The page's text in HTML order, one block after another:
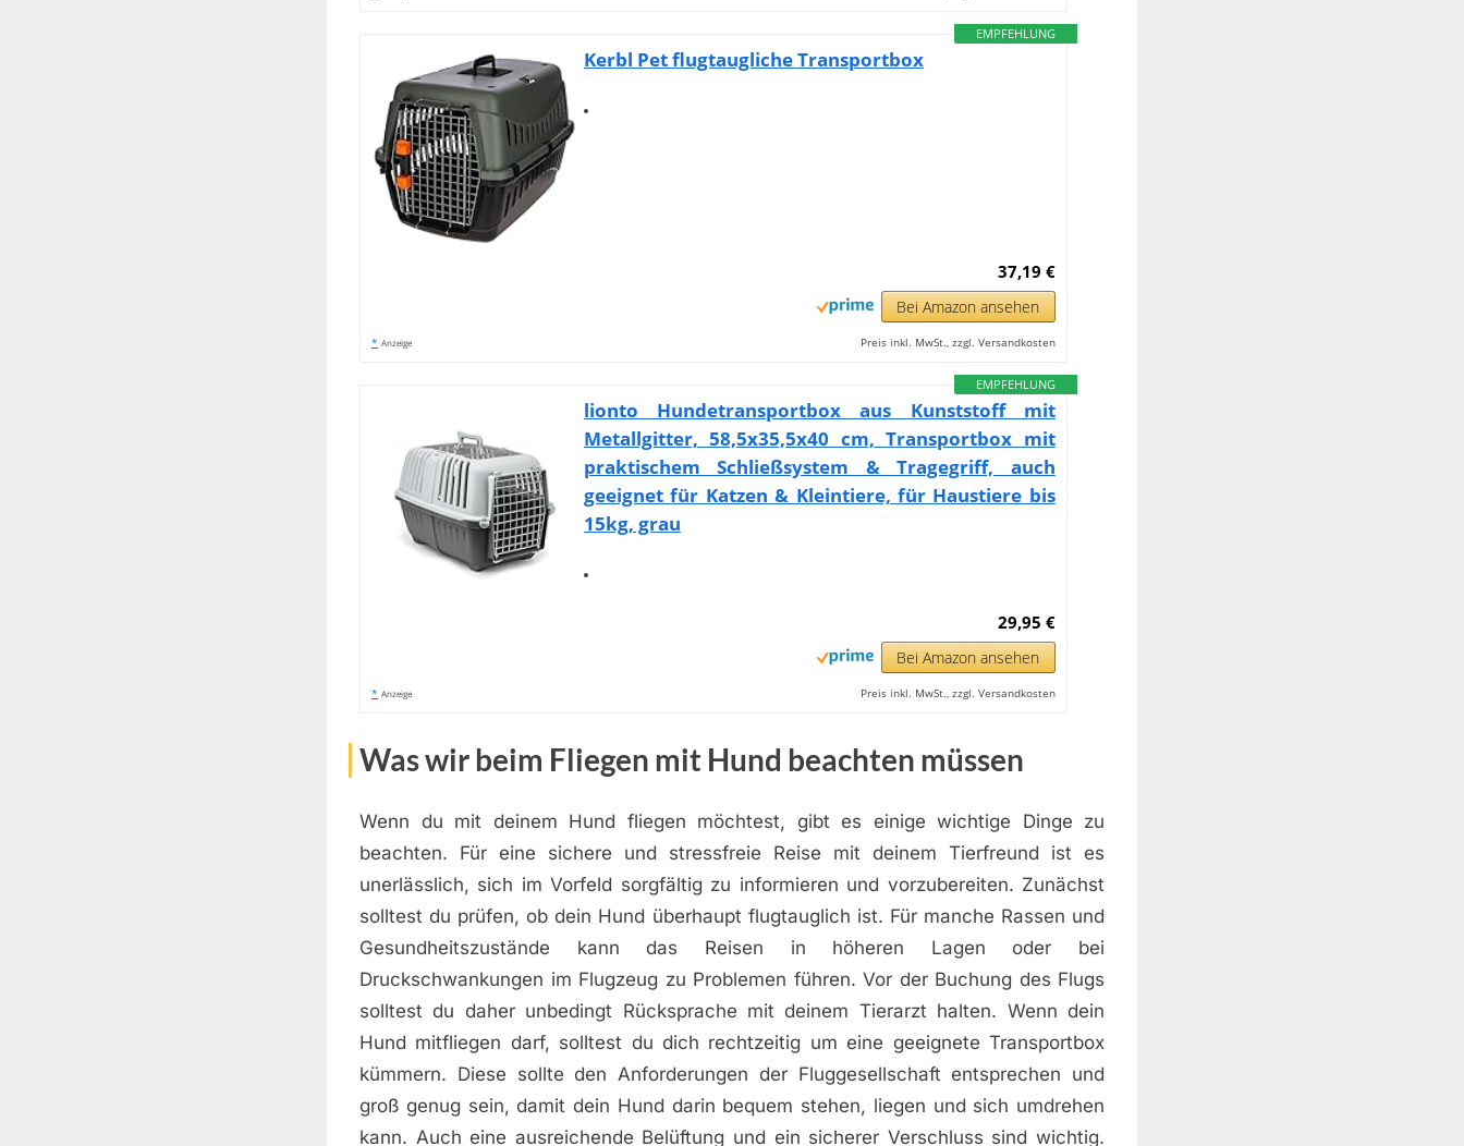
EMPFEHLUNG
Kerbl Pet flugtaugliche Transportbox
37,19 €
Bei Amazon ansehen
* Anzeige Preis inkl. MwSt., zzgl. Versandkosten
EMPFEHLUNG
lionto Hundetransportbox aus Kunststoff mit
Metallgitter, 58,5x35,5x40 cm, Transportbox mit
praktischem Schließsystem & Tragegriff, auch
geeignet für Katzen & Kleintiere, für Haustiere bis
15kg, grau
29,95 €
Bei Amazon ansehen
* Anzeige Preis inkl. MwSt., zzgl. Versandkosten
Was wir beim Fliegen mit Hund beachten müssen
Wenn du mit deinem Hund fliegen möchtest, gibt es einige wichtige Dinge zu
beachten. Für eine sichere und stressfreie Reise mit deinem Tierfreund ist es
unerlässlich, sich im Vorfeld sorgfältig zu informieren und vorzubereiten. Zunächst
solltest du prüfen, ob dein Hund überhaupt flugtauglich ist. Für manche Rassen und
Gesundheitszustände kann das Reisen in höheren Lagen oder bei
Druckschwankungen im Flugzeug zu Problemen führen. Vor der Buchung des Flugs
solltest du daher unbedingt Rücksprache mit deinem Tierarzt halten. Wenn dein
Hund mitfliegen darf, solltest du dich rechtzeitig um eine geeignete Transportbox
kümmern. Diese sollte den Anforderungen der Fluggesellschaft entsprechen und
groß genug sein, damit dein Hund darin bequem stehen, liegen und sich umdrehen
kann. Auch eine ausreichende Belüftung und ein sicherer Verschluss sind wichtig.